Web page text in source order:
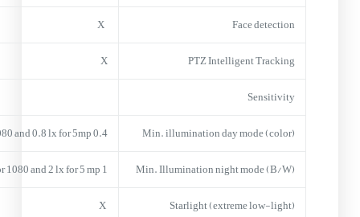
Face detection
X
PTZ Intelligent Tracking
X
Sensitivity
Min. illumination day mode (color)
0.4 lx for1080 and 0.8 lx for 5mp
Min. Illumination night mode (B/W)
1 lx for 1080 and 2 lx for 5 mp
Starlight (extreme low-light)
X